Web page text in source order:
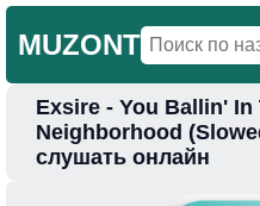
MUZONT
Главная
Новинки
Exsire - You Ballin' In
Neighborhood
слушать онлайн